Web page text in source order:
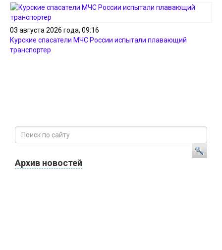
03 августа 2026 года, 09:16
Курские спасатели МЧС России испытали плавающий
транспортер
Архив новостей